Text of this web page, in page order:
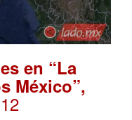
en “La
México”,